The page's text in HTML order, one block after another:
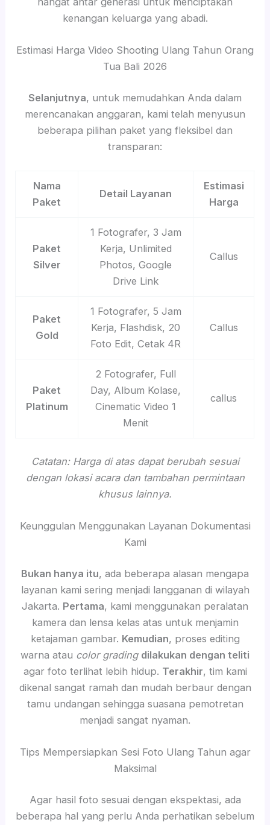
kenangan keluarga yang abadi.
Estimasi Harga Video Shooting Ulang Tahun Orang
Tua Bali 2026
Selanjutnya, untuk memudahkan Anda dalam
merencanakan anggaran, kami telah menyusun
beberapa pilihan paket yang fleksibel dan
transparan:
Nama
Paket
Detail Layanan
Estimasi
Harga
Paket
Silver
1 Fotografer, 3 Jam
Kerja, Unlimited
Photos, Google
Drive Link
Callus
Paket
Gold
1 Fotografer, 5 Jam
Kerja, Flashdisk, 20
Foto Edit, Cetak 4R
Callus
Paket
Platinum
2 Fotografer, Full
Day, Album Kolase,
Cinematic Video 1
Menit
callus
Catatan: Harga di atas dapat berubah sesuai
dengan lokasi acara dan tambahan permintaan
khusus lainnya.
Keunggulan Menggunakan Layanan Dokumentasi
Kami
Bukan hanya itu, ada beberapa alasan mengapa
layanan kami sering menjadi langganan di wilayah
Jakarta. Pertama, kami menggunakan peralatan
kamera dan lensa kelas atas untuk menjamin
ketajaman gambar. Kemudian, proses editing
warna atau color grading dilakukan dengan teliti
agar foto terlihat lebih hidup. Terakhir, tim kami
dikenal sangat ramah dan mudah berbaur dengan
tamu undangan sehingga suasana pemotretan
menjadi sangat nyaman.
Tips Mempersiapkan Sesi Foto Ulang Tahun agar
Maksimal
Agar hasil foto sesuai dengan ekspektasi, ada
beberapa hal yang perlu Anda perhatikan sebelum